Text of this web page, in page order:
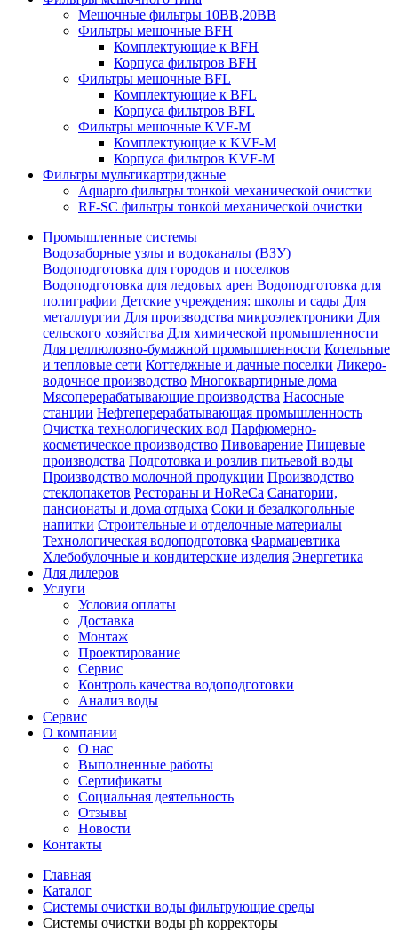
Мешочные фильтры 10ВВ,20ВВ
Фильтры мешочные BFH
Комплектующие к BFH
Корпуса фильтров BFH
Фильтры мешочные BFL
Комплектующие к BFL
Корпуса фильтров BFL
Фильтры мешочные KVF-M
Комплектующие к KVF-M
Корпуса фильтров KVF-M
Фильтры мультикартриджные
Aquapro фильтры тонкой механической очистки
RF-SC фильтры тонкой механической очистки
Промышленные системы
Водозаборные узлы и водоканалы (ВЗУ)
Водоподготовка для городов и поселков
Водоподготовка для ледовых арен Водоподготовка для
полиграфии Детские учреждения: школы и сады Для
металлургии Для производства микроэлектроники Для
сельского хозяйства Для химической промышленности
Для целлюлозно-бумажной промышленности Котельные
и тепловые сети Коттеджные и дачные поселки Ликеро-
водочное производство Многоквартирные дома
Мясоперерабатывающие производства Насосные
станции Нефтеперерабатывающая промышленность
Очистка технологических вод Парфюмерно-
косметическое производство Пивоварение Пищевые
производства Подготовка и розлив питьевой воды
Производство молочной продукции Производство
стеклопакетов Рестораны и HoReCa Санатории,
пансионаты и дома отдыха Соки и безалкогольные
напитки Строительные и отделочные материалы
Технологическая водоподготовка Фармацевтика
Хлебобулочные и кондитерские изделия Энергетика
Для дилеров
Услуги
Условия оплаты
Доставка
Монтаж
Проектирование
Сервис
Контроль качества водоподготовки
Анализ воды
Сервис
О компании
О нас
Выполненные работы
Сертификаты
Социальная деятельность
Отзывы
Новости
Контакты
Главная
Каталог
Системы очистки воды фильтрующие среды
Системы очистки воды ph корректоры